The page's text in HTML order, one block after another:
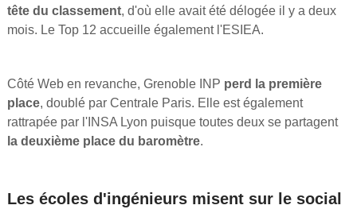
tête du classement, d'où elle avait été délogée il y a deux
mois. Le Top 12 accueille également l'ESIEA.
Côté Web en revanche, Grenoble INP perd la première
place, doublé par Centrale Paris. Elle est également
rattrapée par l'INSA Lyon puisque toutes deux se partagent
la deuxième place du baromètre.
Les écoles d'ingénieurs misent sur le social